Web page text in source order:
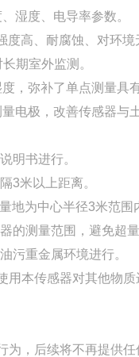
湿度、电导率参数。
高、耐腐蚀、对环境
期室外监测。
，弥补了单点测量具
电极，改善传感器与
明书进行。
3米以上距离。
地为中心半径3米范
的测量范围，避免超
污重金属环境进行。
本传感器对其他物质
，后续将不再提供任